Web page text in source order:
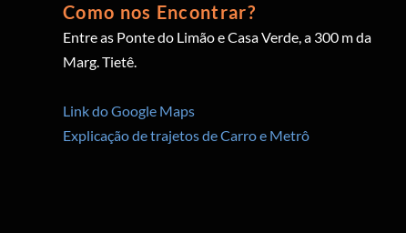
Como nos Encontrar?
Entre as Ponte do Limão e Casa Verde, a 300 m da
Marg. Tietê.
Link do Google Maps
Explicação de trajetos de Carro e Metrô